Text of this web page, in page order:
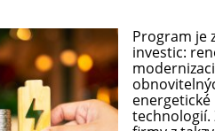
Program je
investic:
technologií.